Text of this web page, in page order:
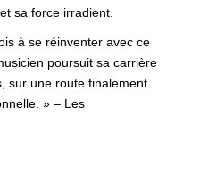
sa force irradient.
à se réinventer avec ce
poursuit sa carrière
sur une route finalement
» – Les